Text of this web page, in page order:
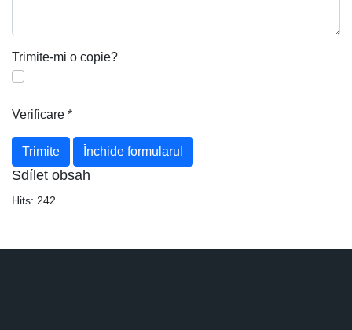
Trimite-mi o copie?
Verificare *
Trimite Închide formularul
Sdílet obsah
Hits: 242